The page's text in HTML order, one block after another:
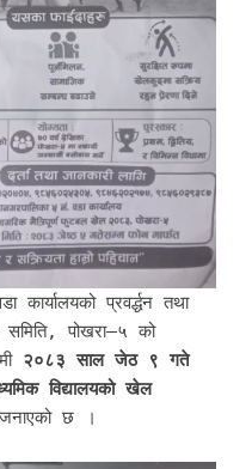
कार्यालयको प्रवर्द्धन तथा
पोखरा–५ को
२०८३ साल जेठ ९ गते
विद्यालयको खेल
छ ।